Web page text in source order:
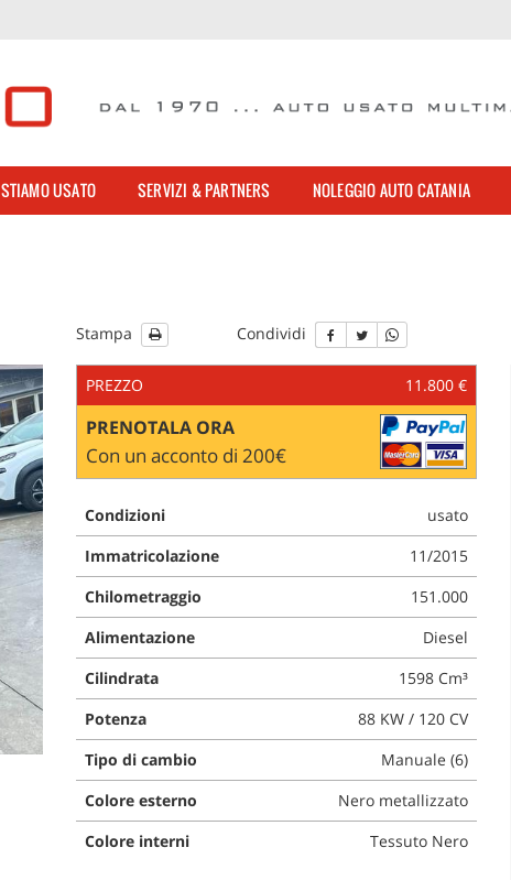
USATO SERVIZI & PARTNERS NOLEGGIO AUTO CATANIA
Stampa Condividi
PREZZO 11.800 €
PRENOTALA ORA
Con un acconto di 200€
Condizioni
usato
Immatricolazione
11/2015
Chilometraggio
151.000
Alimentazione
Diesel
Cilindrata
1598 Cm³
Potenza
88 KW / 120 CV
Tipo di cambio
Manuale (6)
Colore esterno
Nero metallizzato
Colore interni
Tessuto Nero